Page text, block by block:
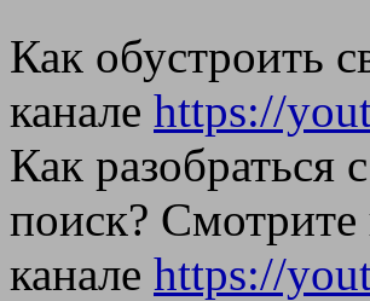
Как обустроить
канале https://
Как разобраться
поиск?
канале https://